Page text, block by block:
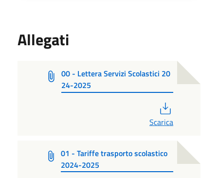
Allegati
00 - Lettera Servizi Scolastici 20
24-2025
Scarica
01 - Tariffe trasporto scolastico
2024-2025